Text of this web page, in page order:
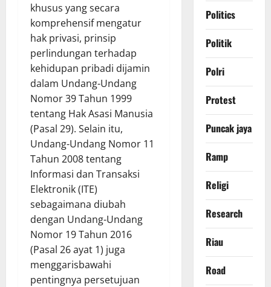
khusus yang secara
komprehensif mengatur
hak privasi, prinsip
perlindungan terhadap
kehidupan pribadi dijamin
dalam Undang-Undang
Nomor 39 Tahun 1999
tentang Hak Asasi Manusia
(Pasal 29). Selain itu,
Undang-Undang Nomor 11
Tahun 2008 tentang
Informasi dan Transaksi
Elektronik (ITE)
sebagaimana diubah
dengan Undang-Undang
Nomor 19 Tahun 2016
(Pasal 26 ayat 1) juga
menggarisbawahi
pentingnya persetujuan
Politics
Politik
Polri
Protest
Puncak jaya
Ramp
Religi
Research
Riau
Road